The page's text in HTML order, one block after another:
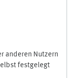
anderen Nutzern
festgelegt